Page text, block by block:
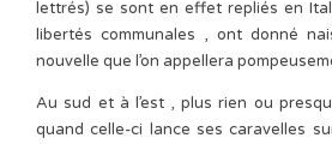
lettrés) se sont en effet repliés en
libertés communales , ont donné
nouvelle que l’on appellera
Au sud et à l’est , plus rien ou
quand celle-ci lance ses caravelles